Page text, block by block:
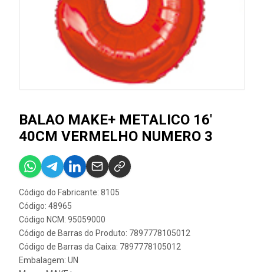
BALAO MAKE+ METALICO 16'
40CM VERMELHO NUMERO 3
Código do Fabricante: 8105
Código: 48965
Código NCM: 95059000
Código de Barras do Produto: 7897778105012
Código de Barras da Caixa: 7897778105012
Embalagem: UN